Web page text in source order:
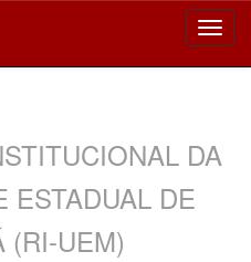
DA
ESTADUAL DE
(RI-UEM)